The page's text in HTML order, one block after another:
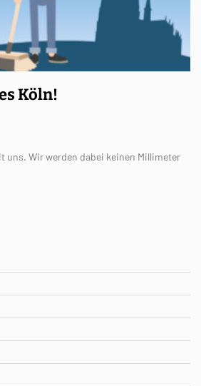
Köln!
uns. Wir werden dabei keinen Millimeter